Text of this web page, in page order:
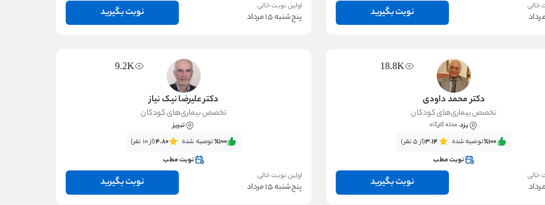
خالی
نوبت بگیرید
اولین نوبت خالی
پنج‌شنبه 15 مرداد نوبت بگیرید
18.8K
دکتر محمد داودی
تخصص بیماری‌های کودکان
یزد، محله گازرگاه
٪100‌‌‌توصیه شده 3.14(از 5 نفر)
نوبت مطب
خالی
نوبت بگیرید
9.2K
دکتر علیرضا نیک نیاز
تخصص بیماری‌های کودکان
تبریز
٪100‌‌‌توصیه شده 4.80(از 10 نفر)
نوبت مطب
اولین نوبت خالی
پنج‌شنبه 15 مرداد نوبت بگیرید